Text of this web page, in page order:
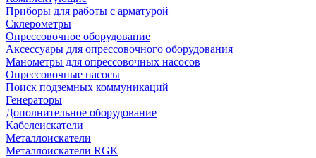
Приборы для работы с арматурой
Склерометры
Опрессовочное оборудование
Аксессуары для опрессовочного оборудования
Манометры для опрессовочных насосов
Опрессовочные насосы
Поиск подземных коммуникаций
Генераторы
Дополнительное оборудование
Кабелеискатели
Металлоискатели
Металлоискатели RGK